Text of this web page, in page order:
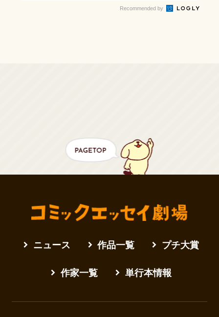
Recommended by
ニュース 作品一覧 プチ大賞
作家一覧 単行本情報